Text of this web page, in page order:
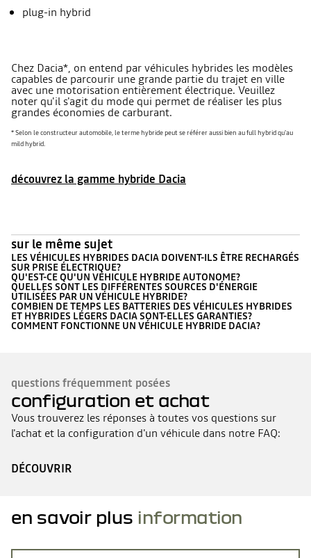
plug-in hybrid
Chez Dacia*, on entend par véhicules hybrides les modèles
capables de parcourir une grande partie du trajet en ville
avec une motorisation entièrement électrique. Veuillez
noter qu'il s'agit du mode qui permet de réaliser les plus
grandes économies de carburant.
* Selon le constructeur automobile, le terme hybride peut se référer aussi bien au full hybrid qu'au
mild hybrid.
découvrez la gamme hybride Dacia
sur le même sujet
LES VÉHICULES HYBRIDES DACIA DOIVENT-ILS ÊTRE RECHARGÉS
SUR PRISE ÉLECTRIQUE?
QU'EST-CE QU'UN VÉHICULE HYBRIDE AUTONOME?
QUELLES SONT LES DIFFÉRENTES SOURCES D'ÉNERGIE
UTILISÉES PAR UN VÉHICULE HYBRIDE?
COMBIEN DE TEMPS LES BATTERIES DES VÉHICULES HYBRIDES
ET HYBRIDES LÉGERS DACIA SONT-ELLES GARANTIES?
COMMENT FONCTIONNE UN VÉHICULE HYBRIDE DACIA?
questions fréquemment posées
configuration et achat
Vous trouverez les réponses à toutes vos questions sur
l'achat et la configuration d'un véhicule dans notre FAQ:
DÉCOUVRIR
en savoir plus information